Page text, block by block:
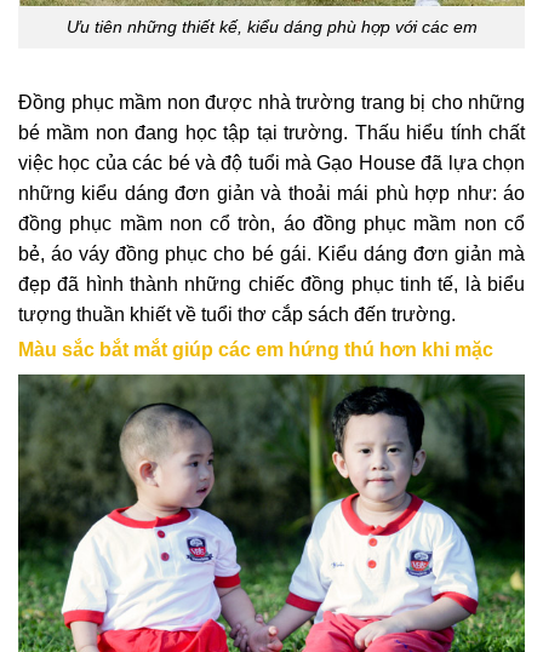
Ưu tiên những thiết kế, kiểu dáng phù hợp với các em
Đồng phục mầm non được nhà trường trang bị cho những
bé mầm non đang học tập tại trường. Thấu hiểu tính chất
việc học của các bé và độ tuổi mà Gạo House đã lựa chọn
những kiểu dáng đơn giản và thoải mái phù hợp như: áo
đồng phục mầm non cổ tròn, áo đồng phục mầm non cổ
bẻ, áo váy đồng phục cho bé gái. Kiểu dáng đơn giản mà
đẹp đã hình thành những chiếc đồng phục tinh tế, là biểu
tượng thuần khiết về tuổi thơ cắp sách đến trường.
Màu sắc bắt mắt giúp các em hứng thú hơn khi mặc